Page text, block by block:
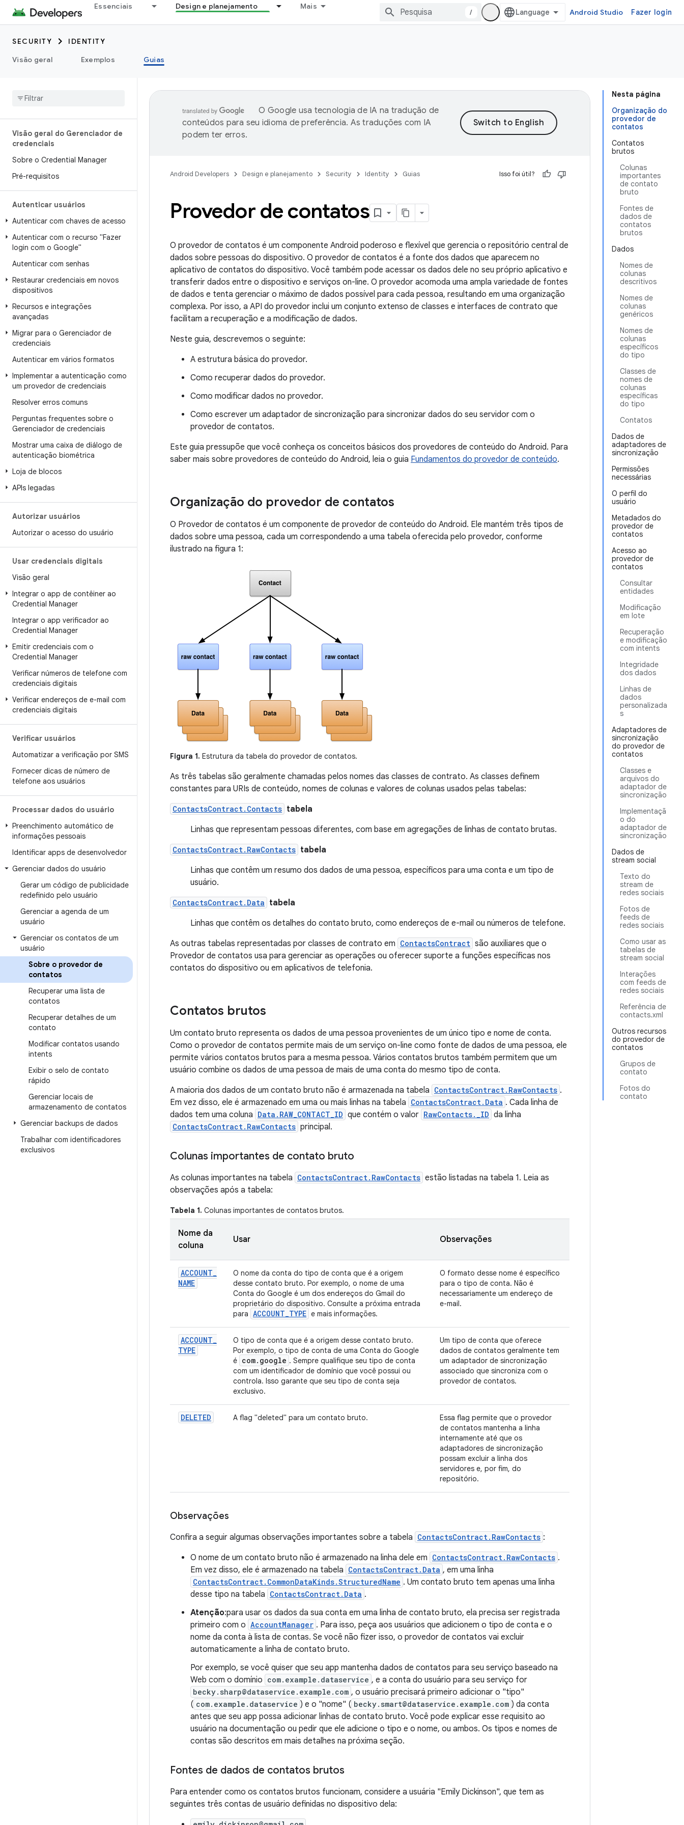
Essenciais Design e planejamento Mais
/ Android Studio Fazer login
SECURITY
IDENTITY
Visão geral
Exemplos Guias
Visão geral do Gerenciador de
credenciais
Sobre o Credential Manager
Pré-requisitos
Autenticar usuários
Autenticar com chaves de acesso
Autenticar com o recurso "Fazer
login com o Google"
Autenticar com senhas
Restaurar credenciais em novos
dispositivos
Recursos e integrações
avançadas
Migrar para o Gerenciador de
credenciais
Autenticar em vários formatos
Implementar a autenticação como
um provedor de credenciais
Resolver erros comuns
Perguntas frequentes sobre o
Gerenciador de credenciais
Mostrar uma caixa de diálogo de
autenticação biométrica
Loja de blocos
APIs legadas
Autorizar usuários
Autorizar o acesso do usuário
Usar credenciais digitais
Visão geral
Integrar o app de contêiner ao
Credential Manager
Integrar o app verificador ao
Credential Manager
Emitir credenciais com o
Credential Manager
Verificar números de telefone com
credenciais digitais
Verificar endereços de e-mail com
credenciais digitais
Verificar usuários
Automatizar a verificação por SMS
Fornecer dicas de número de
telefone aos usuários
Processar dados do usuário
Preenchimento automático de
informações pessoais
Identificar apps de desenvolvedor
Gerenciar dados do usuário
Gerar um código de publicidade
redefinido pelo usuário
Gerenciar a agenda de um
usuário
Gerenciar os contatos de um
usuário
Sobre o provedor de
contatos
Recuperar uma lista de
contatos
Recuperar detalhes de um
contato
Modificar contatos usando
intents
Exibir o selo de contato
rápido
Gerenciar locais de
armazenamento de contatos
Gerenciar backups de dados
Trabalhar com identificadores
exclusivos
Nesta página
Organização do
provedor de
contatos
Contatos
brutos
Colunas
importantes
de contato
bruto
Fontes de
dados de
contatos
brutos
Dados
Nomes de
colunas
descritivos
Nomes de
colunas
genéricos
Nomes de
colunas
específicos
do tipo
Classes de
nomes de
colunas
específicas
do tipo
Contatos
Dados de
adaptadores de
sincronização
Permissões
necessárias
O perfil do
usuário
Metadados do
provedor de
contatos
Acesso ao
provedor de
contatos
Consultar
entidades
Modificação
em lote
Recuperação
e modificação
com intents
Integridade
dos dados
Linhas de
dados
personalizada
s
Adaptadores de
sincronização
do provedor de
contatos
Classes e
arquivos do
adaptador de
sincronização
Implementaçã
o do
adaptador de
sincronização
Dados de
stream social
Texto do
stream de
redes sociais
Fotos de
feeds de
redes sociais
Como usar as
tabelas de
stream social
Interações
com feeds de
redes sociais
Referência de
contacts.xml
Outros recursos
do provedor de
contatos
Grupos de
contato
Fotos do
contato
O Google usa tecnologia de IA na tradução de
conteúdos para seu idioma de preferência. As traduções com IA
podem ter erros.
Android Developers Design e planejamento Security Identity Guias Isso foi útil?
Provedor de contatos
O provedor de contatos é um componente Android poderoso e flexível que gerencia o repositório central de
dados sobre pessoas do dispositivo. O provedor de contatos é a fonte dos dados que aparecem no
aplicativo de contatos do dispositivo. Você também pode acessar os dados dele no seu próprio aplicativo e
transferir dados entre o dispositivo e serviços on-line. O provedor acomoda uma ampla variedade de fontes
de dados e tenta gerenciar o máximo de dados possível para cada pessoa, resultando em uma organização
complexa. Por isso, a API do provedor inclui um conjunto extenso de classes e interfaces de contrato que
facilitam a recuperação e a modificação de dados.
Neste guia, descrevemos o seguinte:
A estrutura básica do provedor.
Como recuperar dados do provedor.
Como modificar dados no provedor.
Como escrever um adaptador de sincronização para sincronizar dados do seu servidor com o
provedor de contatos.
Este guia pressupõe que você conheça os conceitos básicos dos provedores de conteúdo do Android. Para
saber mais sobre provedores de conteúdo do Android, leia o guia Fundamentos do provedor de conteúdo.
Organização do provedor de contatos
O Provedor de contatos é um componente de provedor de conteúdo do Android. Ele mantém três tipos de
dados sobre uma pessoa, cada um correspondendo a uma tabela oferecida pelo provedor, conforme
ilustrado na figura 1:
Figura 1. Estrutura da tabela do provedor de contatos.
As três tabelas são geralmente chamadas pelos nomes das classes de contrato. As classes definem
constantes para URIs de conteúdo, nomes de colunas e valores de colunas usados pelas tabelas:
ContactsContract.Contacts tabela
Linhas que representam pessoas diferentes, com base em agregações de linhas de contato brutas.
ContactsContract.RawContacts tabela
Linhas que contêm um resumo dos dados de uma pessoa, específicos para uma conta e um tipo de
usuário.
ContactsContract.Data tabela
Linhas que contêm os detalhes do contato bruto, como endereços de e-mail ou números de telefone.
As outras tabelas representadas por classes de contrato em ContactsContract são auxiliares que o
Provedor de contatos usa para gerenciar as operações ou oferecer suporte a funções específicas nos
contatos do dispositivo ou em aplicativos de telefonia.
Contatos brutos
Um contato bruto representa os dados de uma pessoa provenientes de um único tipo e nome de conta.
Como o provedor de contatos permite mais de um serviço on-line como fonte de dados de uma pessoa, ele
permite vários contatos brutos para a mesma pessoa. Vários contatos brutos também permitem que um
usuário combine os dados de uma pessoa de mais de uma conta do mesmo tipo de conta.
A maioria dos dados de um contato bruto não é armazenada na tabela ContactsContract.RawContacts .
Em vez disso, ele é armazenado em uma ou mais linhas na tabela ContactsContract.Data . Cada linha de
dados tem uma coluna Data.RAW_CONTACT_ID que contém o valor RawContacts._ID da linha
ContactsContract.RawContacts principal.
Colunas importantes de contato bruto
As colunas importantes na tabela ContactsContract.RawContacts estão listadas na tabela 1. Leia as
observações após a tabela:
Tabela 1. Colunas importantes de contatos brutos.
Nome da
coluna
Usar Observações
ACCOUNT_
NAME
O nome da conta do tipo de conta que é a origem
desse contato bruto. Por exemplo, o nome de uma
Conta do Google é um dos endereços do Gmail do
proprietário do dispositivo. Consulte a próxima entrada
para ACCOUNT_TYPE e mais informações.
O formato desse nome é específico
para o tipo de conta. Não é
necessariamente um endereço de
e-mail.
ACCOUNT_
TYPE
O tipo de conta que é a origem desse contato bruto.
Por exemplo, o tipo de conta de uma Conta do Google
é com. google . Sempre qualifique seu tipo de conta
com um identificador de domínio que você possui ou
controla. Isso garante que seu tipo de conta seja
exclusivo.
Um tipo de conta que oferece
dados de contatos geralmente tem
um adaptador de sincronização
associado que sincroniza com o
provedor de contatos.
DELETED A flag "deleted" para um contato bruto.
Essa flag permite que o provedor
de contatos mantenha a linha
internamente até que os
adaptadores de sincronização
possam excluir a linha dos
servidores e, por fim, do
repositório.
Observações
Confira a seguir algumas observações importantes sobre a tabela ContactsContract.RawContacts :
O nome de um contato bruto não é armazenado na linha dele em ContactsContract.RawContacts .
Em vez disso, ele é armazenado na tabela ContactsContract.Data , em uma linha
ContactsContract.CommonDataKinds.StructuredName . Um contato bruto tem apenas uma linha
desse tipo na tabela ContactsContract.Data .
Atenção:para usar os dados da sua conta em uma linha de contato bruto, ela precisa ser registrada
primeiro com o AccountManager . Para isso, peça aos usuários que adicionem o tipo de conta e o
nome da conta à lista de contas. Se você não fizer isso, o provedor de contatos vai excluir
automaticamente a linha de contato bruto.
Por exemplo, se você quiser que seu app mantenha dados de contatos para seu serviço baseado na
Web com o domínio com.example.dataservice , e a conta do usuário para seu serviço for
becky.sharp@dataservice.example.com , o usuário precisará primeiro adicionar o "tipo"
( com.example.dataservice ) e o "nome" ( becky.smart@dataservice.example.com ) da conta
antes que seu app possa adicionar linhas de contato bruto. Você pode explicar esse requisito ao
usuário na documentação ou pedir que ele adicione o tipo e o nome, ou ambos. Os tipos e nomes de
contas são descritos em mais detalhes na próxima seção.
Fontes de dados de contatos brutos
Para entender como os contatos brutos funcionam, considere a usuária "Emily Dickinson", que tem as
seguintes três contas de usuário definidas no dispositivo dela: